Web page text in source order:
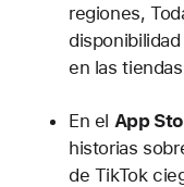
regiones,
en las
En el App
historias
de TikTok